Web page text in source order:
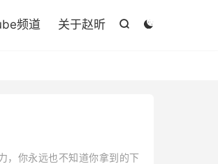


频道 关于赵昕
，你永远也不知道你拿到的下